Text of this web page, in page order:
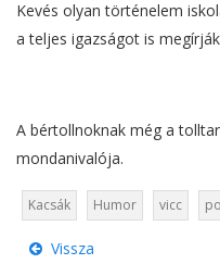
Kevés olyan történelem
a teljes igazságot is
A bértollnoknak még a
mondanivalója.
Kacsák Humor vicc
Vissza